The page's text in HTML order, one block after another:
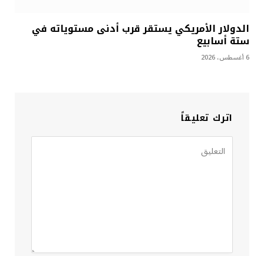
الدولار الأمريكي يستقر قرب أدنى مستوياته في
ستة أسابيع
6 أغسطس، 2026
اترك تعليقاً